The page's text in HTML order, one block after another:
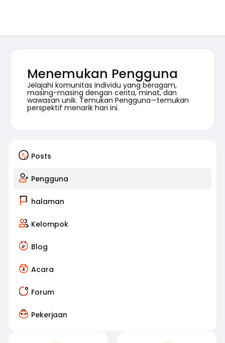
Menemukan Pengguna
Jelajahi komunitas individu yang beragam,
masing-masing dengan cerita, minat, dan
wawasan unik. Temukan Pengguna—temukan
perspektif menarik hari ini.
Posts
Pengguna
halaman
Kelompok
Blog
Acara
Forum
Pekerjaan